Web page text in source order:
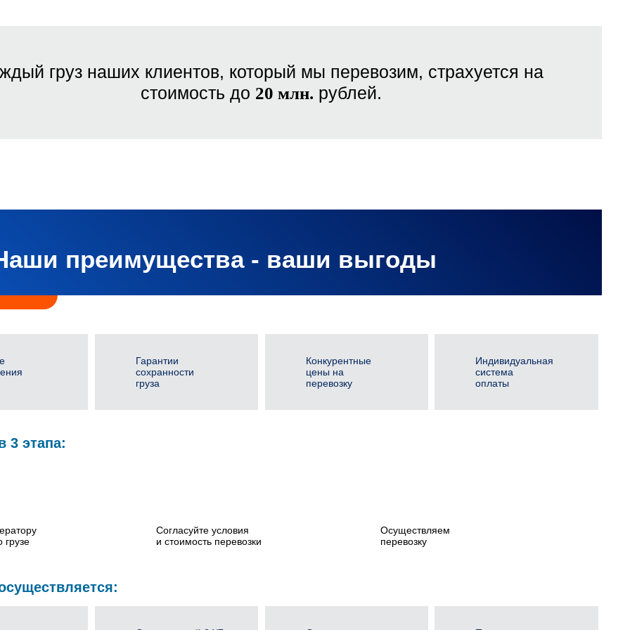
груз наших клиентов, который мы перевозим, страхуется на
стоимость до 20 млн. рублей.
преимущества - ваши выгоды
Гарантии
сохранности
груза
Конкурентные
цены на
перевозку
Индивидуальная
система
оплаты
3 этапа:
Согласуйте условия
и стоимость перевозки
Осуществляем
перевозку